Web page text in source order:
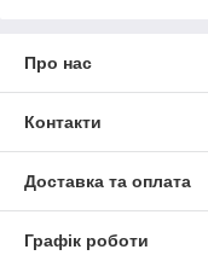
Про нас
Контакти
Доставка та оплата
Графік роботи